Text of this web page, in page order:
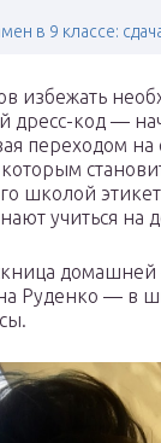
в 9 классе:
избежать
дресс-код —
переходом на
школой
учиться на
Руденко — в